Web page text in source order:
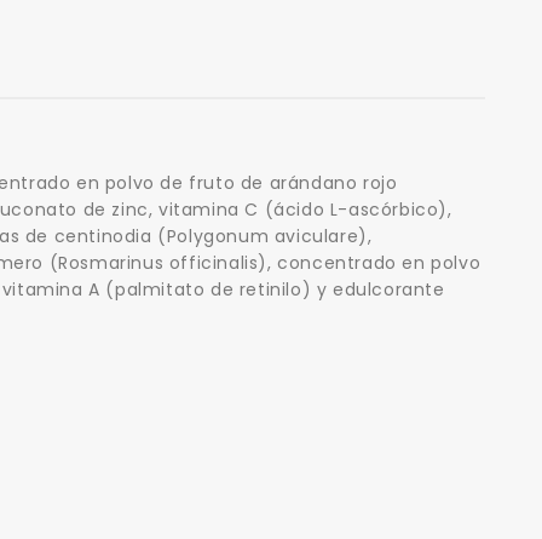
en polvo de fruto de arándano rojo
de zinc, vitamina C (ácido L-ascórbico),
de centinodia (Polygonum aviculare),
(Rosmarinus officinalis), concentrado en polvo
A (palmitato de retinilo) y edulcorante